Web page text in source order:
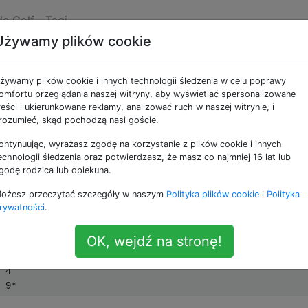
Golf Tagi
przez macierz
się z dodatnich liczb całkowitych, wyprowadzaj
od lewego górnego elementu do prawego
i po przekątnej. Pamiętaj, że można przesuwać
/ w lewo i po przekątnej na wszystkie strony.
4
plików cookie
plików cookie i innych technologii śledzenia w celu poprawy
przeglądania naszej witryny, aby wyświetlać spersonalizowane
i ukierunkowane reklamy, analizować ruch w naszej witrynie, i
skąd pochodzą nasi goście.
wyrażasz zgodę na korzystanie z plików cookie i innych
śledzenia oraz potwierdzasz, że masz co najmniej 16 lat lub
rodzica lub opiekuna.
przeczytać szczegóły w naszym Polityka plików cookie i Polityka
.
OK, wejdź na stronę!